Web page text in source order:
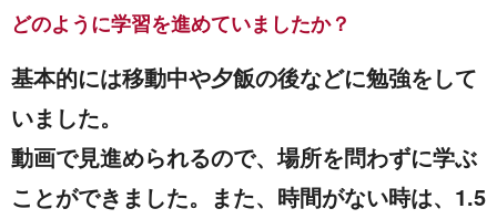
どのように学習を進めていましたか？
基本的には移動中や夕飯の後などに勉強をして
いました。
動画で見進められるので、場所を問わずに学ぶ
ことができました。また、時間がない時は、1.5